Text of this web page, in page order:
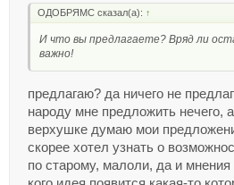
ОДОБРЯМС сказал(а): ↑
И что вы предлагаете? Вряд ли
важно!
предлагаю? да ничего не
народу мне предложить нечего,
верхушке думаю мои
скорее хотел узнать о
по старому, малоли, да и